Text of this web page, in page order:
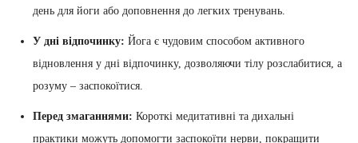
день для йоги або доповнення до легких тренувань.
У дні відпочинку: Йога є чудовим способом активного
відновлення у дні відпочинку, дозволяючи тілу розслабитися, а
розуму – заспокоїтися.
Перед змаганнями: Короткі медитативні та дихальні
практики можуть допомогти заспокоїти нерви, покращити